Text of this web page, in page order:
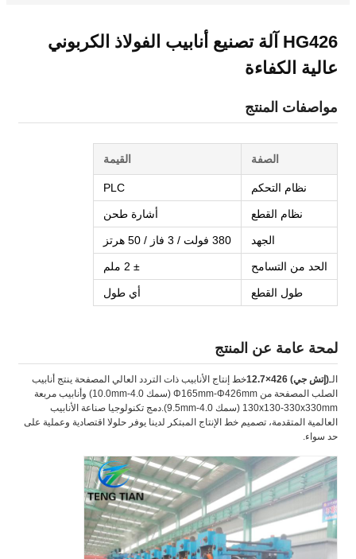
HG426 آلة تصنيع أنابيب الفولاذ الكربوني
عالية الكفاءة
مواصفات المنتج
الصفة القيمة
نظام التحكم PLC
نظام القطع أشارة طحن
الجهد 380 فولت / 3 فاز / 50 هرتز
الحد من التسامح ± 2 ملم
طول القطع أي طول
لمحة عامة عن المنتج
الـ(إتش جي) 426×12.7
خط إنتاج الأنابيب ذات التردد العالي المصفحة ينتج أنابيب
الصلب المصفحة من Φ165mm-Φ426mm (سمك 4.0-10.0mm) وأنابيب مربعة
130x130-330x330mm (سمك 4.0-9.5mm).دمج تكنولوجيا صناعة الأنابيب
العالمية المتقدمة، تصميم خط الإنتاج المبتكر لدينا يوفر حلولا اقتصادية وعملية على
حد سواء.